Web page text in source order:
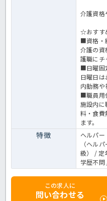
介護資格
☆おすす
■資格・
介護の資
護職にチ
■日曜固
日曜日
内勤務や
■職員用
施設内に
料・食費
ます。
特徴
ヘルパ
（ヘル
級） / 定
学歴不
この求人に
問い合わせる